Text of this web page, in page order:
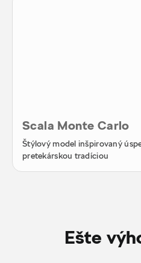
Scala Monte Carlo
Štýlový model inšpirovaný
pretekárskou tradíciou
Ešte